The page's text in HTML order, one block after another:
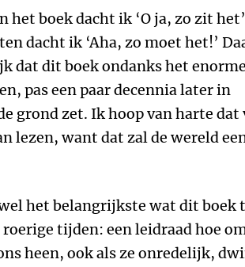
het boek dacht ik ‘O ja, zo zit
dacht ik ‘Aha, zo moet het!’
dat dit boek ondanks het
pas een paar decennia later in
grond zet. Ik hoop van harte dat
lezen, want dat zal de wereld
het belangrijkste wat dit boek
tijden: een leidraad hoe
heen, ook als ze onredelijk,